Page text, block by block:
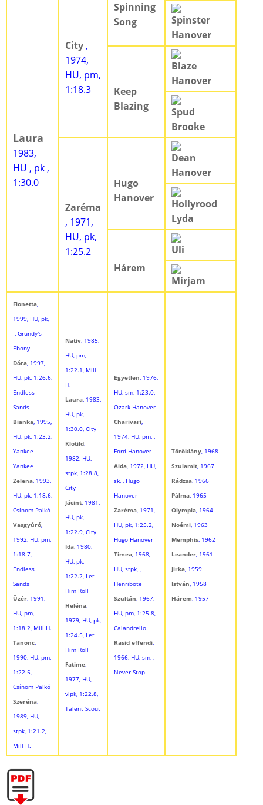
Laura
1983,
HU , pk ,
1:30.0
City ,
1974,
HU, pm,
1:18.3
Spinning
Song
Spinster
Hanover
Keep
Blazing
Blaze
Hanover
Spud
Brooke
Zaréma
, 1971,
HU, pk,
1:25.2
Hugo
Hanover
Dean
Hanover
Hollyrood
Lyda
Hárem
Uli
Mirjam
Fionetta,
1999, HU, pk,
-, Grundy's
Ebony
Dóra, 1997,
HU, pk, 1:26.6,
Endless
Sands
Bianka, 1995,
HU, pk, 1:23.2,
Yankee
Yankee
Zelena, 1993,
HU, pk, 1:18.6,
Csínom Palkó
Vasgyúró,
1992, HU, pm,
1:18.7,
Endless
Sands
Üzér, 1991,
HU, pm,
1:18.2, Mill H.
Tanonc,
1990, HU, pm,
1:22.5,
Csínom Palkó
Szeréna,
1989, HU,
stpk, 1:21.2,
Mill H.
Nativ, 1985,
HU, pm,
1:22.1, Mill
H.
Laura, 1983,
HU, pk,
1:30.0, City
Klotild,
1982, HU,
stpk, 1:28.8,
City
Jácint, 1981,
HU, pk,
1:22.9, City
Ida, 1980,
HU, pk,
1:22.2, Let
Him Roll
Heléna,
1979, HU, pk,
1:24.5, Let
Him Roll
Fatime,
1977, HU,
vlpk, 1:22.8,
Talent Scout
Egyetlen, 1976,
HU, sm, 1:23.0,
Ozark Hanover
Charivari,
1974, HU, pm, ,
Ford Hanover
Aida, 1972, HU,
sk, , Hugo
Hanover
Zaréma, 1971,
HU, pk, 1:25.2,
Hugo Hanover
Timea, 1968,
HU, stpk, ,
Henribote
Szultán, 1967,
HU, pm, 1:25.8,
Calandrello
Rasid effendi,
1966, HU, sm, ,
Never Stop
Töröklány, 1968
Szulamit, 1967
Rádzsa, 1966
Pálma, 1965
Olympia, 1964
Noémi, 1963
Memphis, 1962
Leander, 1961
Jirka, 1959
István, 1958
Hárem, 1957